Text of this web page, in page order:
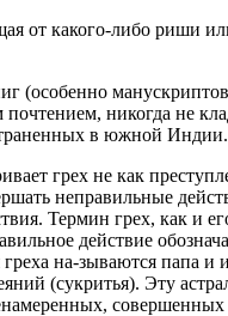
от какого-либо риши
(особенно
никогда не
в южной
грех не как
неправильные
Термин грех, как и
действие
на-зываются папа и
(сукритья). Эту